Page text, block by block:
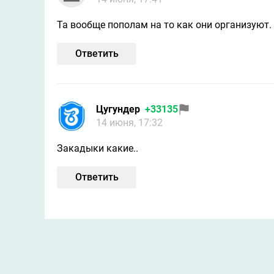
Та вообще пополам на то как они организуют.
Ответить
Цугундeр +33135
14 июня, 17:32
Закадыки какие..
Ответить